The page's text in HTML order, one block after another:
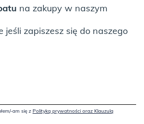
na zakupy w naszym
jeśli zapiszesz się do naszego
am się z Polityką prywatności oraz Klauzulą